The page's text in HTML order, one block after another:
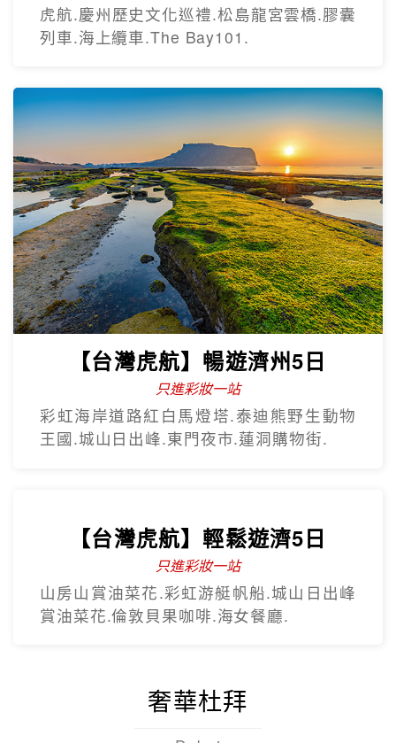
歡樂釜山5日
只進彩妝
彩繪膠囊列車、甘川洞文化村、海上纜
車、汗蒸幕、美食龍蝦一隻雞
【台灣虎航】閒情釜慶精彩5日
不進保肝